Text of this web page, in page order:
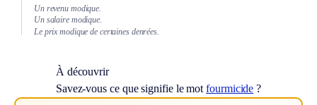
Un revenu modique.
Un salaire modique.
Le prix modique de certaines denrées.
À découvrir
Savez-vous ce que signifie le motfourmicide ?